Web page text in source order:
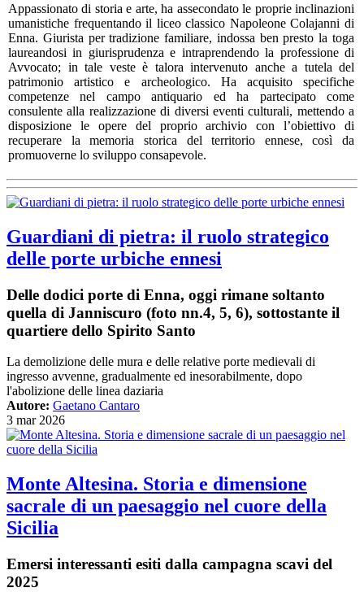
Appassionato di storia e arte, ha assecondato le proprie inclinazioni
umanistiche frequentando il liceo classico Napoleone Colajanni di
Enna. Giurista per tradizione familiare, indossa ben presto la toga
laureandosi in giurisprudenza e intraprendendo la professione di
Avvocato; in tale veste è talora intervenuto anche a tutela del
patrimonio artistico e archeologico. Ha acquisito specifiche
competenze nel campo antiquario ed ha partecipato come
consulente alla realizzazione di diversi eventi culturali, mettendo a
disposizione le opere del proprio archivio con l’obiettivo di
recuperare la memoria storica del territorio ennese, così da
promuoverne lo sviluppo consapevole.
Guardiani di pietra: il ruolo strategico
delle porte urbiche ennesi
Delle dodici porte di Enna, oggi rimane soltanto
quella di Janniscuro (foto nn.4, 5, 6), sottostante il
quartiere dello Spirito Santo
La demolizione delle mura e delle relative porte medievali di
ingresso avvenne, gradualmente ed inesorabilmente, dopo
l'abolizione delle linea daziaria
Autore: Gaetano Cantaro
3 mar 2026
Monte Altesina. Storia e dimensione
sacrale di un paesaggio nel cuore della
Sicilia
Emersi interessanti esiti dalla campagna scavi del
2025